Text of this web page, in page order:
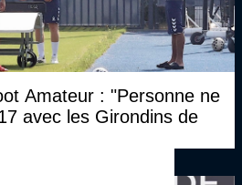
Amateur : "Personne ne
avec les Girondins de